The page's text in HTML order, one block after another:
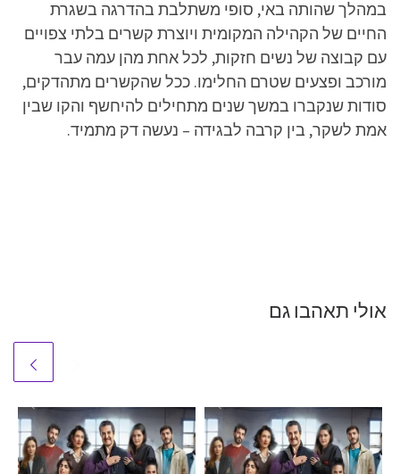
במהלך שהותה באי, סופי משתלבת בהדרגה בשגרת
החיים של הקהילה המקומית ויוצרת קשרים בלתי צפויים
עם קבוצה של נשים חזקות, לכל אחת מהן עמה עבר
מורכב ופצעים שטרם החלימו. ככל שהקשרים מתהדקים,
סודות שנקברו במשך שנים מתחילים להיחשף והקו שבין
אמת לשקר, בין קרבה לבגידה – נעשה דק מתמיד.
אולי תאהבו גם